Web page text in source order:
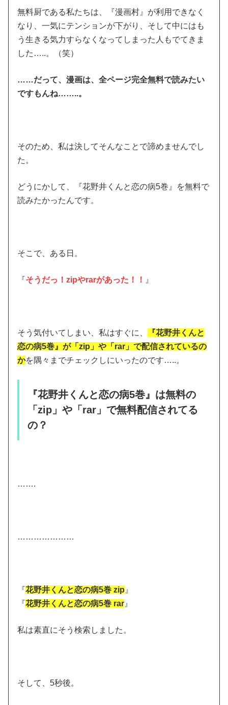
無料厨である私たちは、『漫画村』が利用できなく
なり、一気にテンションが下がり、そして中にはも
う生きる気力すらなくなってしまった人もでてきま
した…..。（笑）
……だって、漫画は、全ページ完全無料で読みたい
ですもんね……..。
そのため、私は決してそんなことで諦めませんでし
た。
どうにかして、『花野井くんと恋の病5巻』を無料で
読みたかったんです。
そこで、ある日。
『そうだっ！zipやrarがあった！！ 』
そう気付いてしまい、私はすぐに、
『花野井くんと
恋の病5巻』が「zip」や「rar」で配信されているの
かを隅々までチェックしにいったのです…..。
『花野井くんと恋の病5巻』は無料の
「zip」や「rar」で無料配信されてる
の？
…….
…………………
『花野井くんと恋の病5巻 zip 』
『花野井くんと恋の病5巻 rar 』
私は素直にそう検索しました。
そして、5秒後。